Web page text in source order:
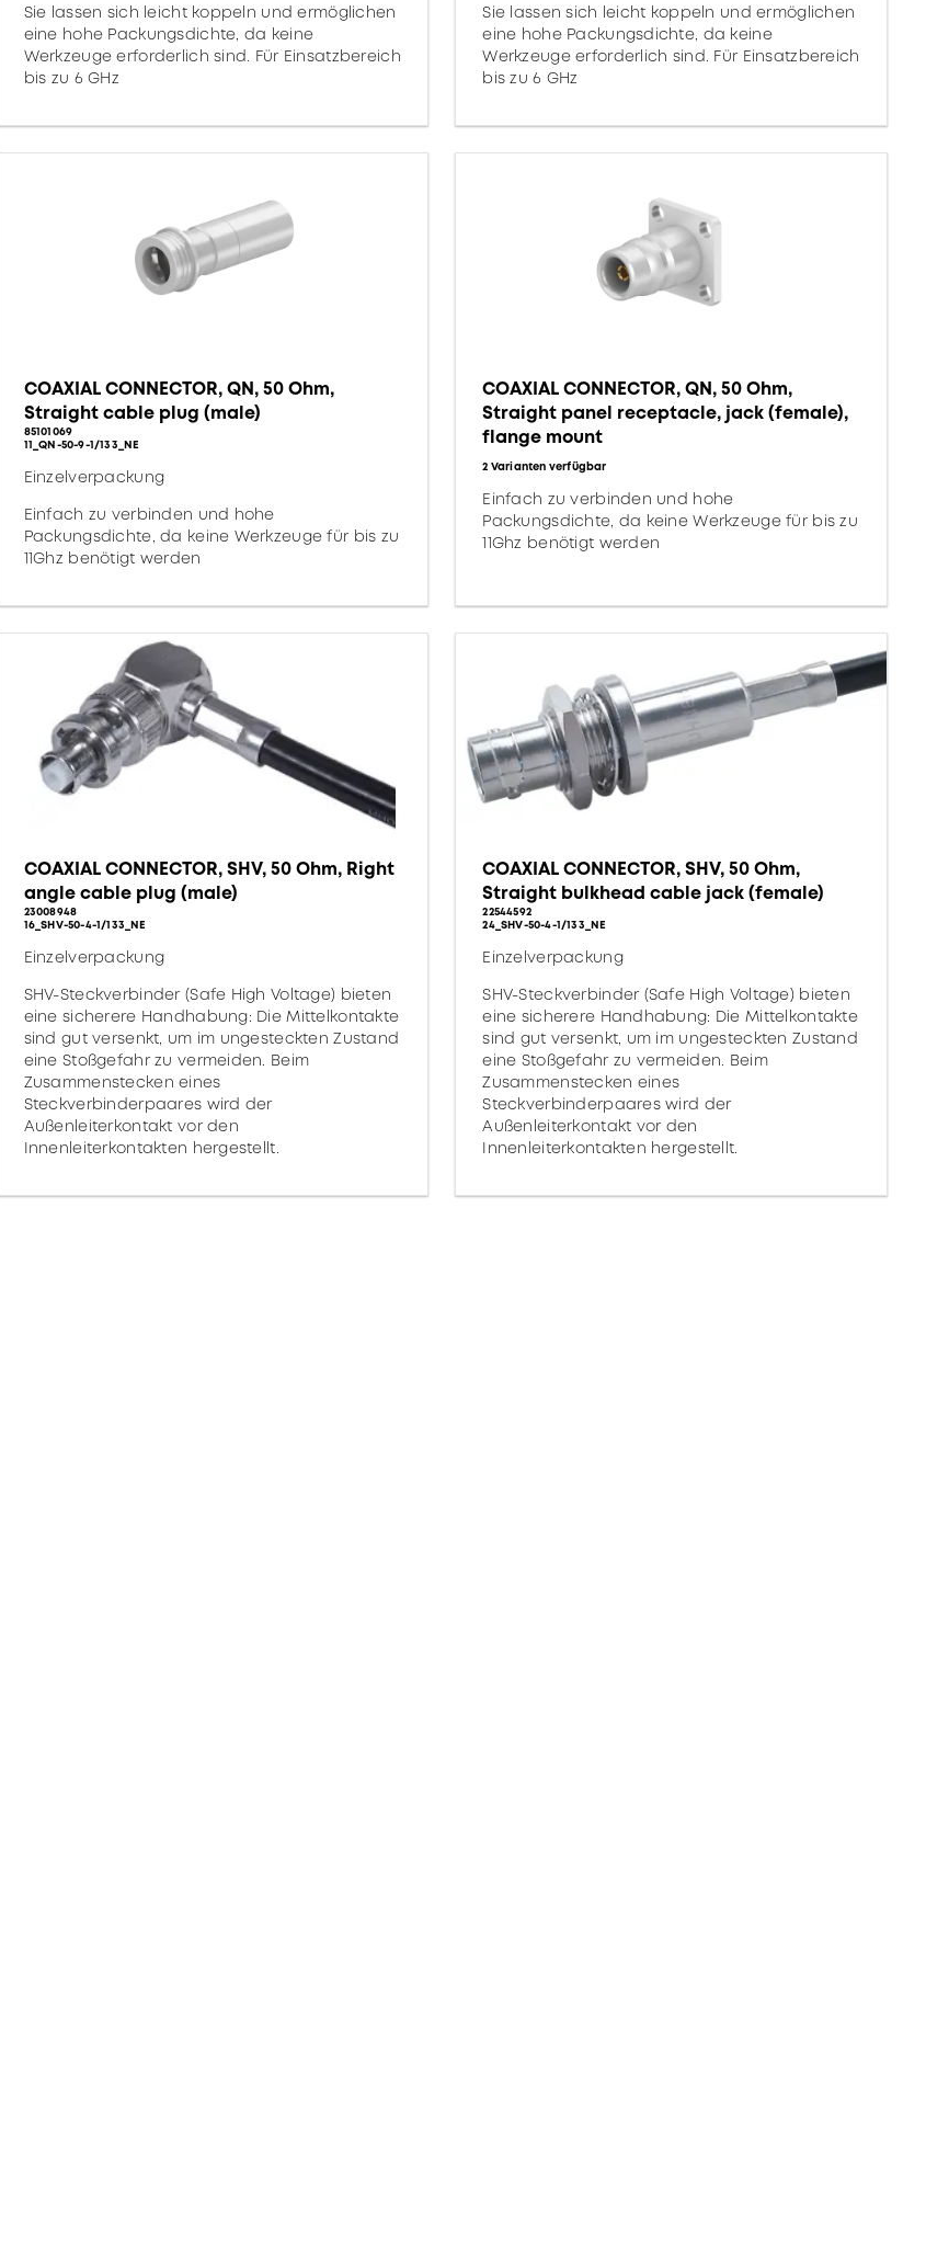
Sie lassen sich leicht koppeln und ermöglichen
eine hohe Packungsdichte, da keine
Werkzeuge erforderlich sind. Für Einsatzbereich
bis zu 6 GHz
Sie lassen sich leicht koppeln und ermöglichen
eine hohe Packungsdichte, da keine
Werkzeuge erforderlich sind. Für Einsatzbereich
bis zu 6 GHz
COAXIAL CONNECTOR, QN, 50 Ohm,
Straight cable plug (male)
85101069
11_QN-50-9-1/133_NE
Einzelverpackung
Einfach zu verbinden und hohe
Packungsdichte, da keine Werkzeuge für bis zu
11Ghz benötigt werden
COAXIAL CONNECTOR, QN, 50 Ohm,
Straight panel receptacle, jack (female),
flange mount
2 Varianten verfügbar
Einfach zu verbinden und hohe
Packungsdichte, da keine Werkzeuge für bis zu
11Ghz benötigt werden
COAXIAL CONNECTOR, SHV, 50 Ohm, Right
angle cable plug (male)
23008948
16_SHV-50-4-1/133_NE
Einzelverpackung
SHV-Steckverbinder (Safe High Voltage) bieten
eine sicherere Handhabung: Die Mittelkontakte
sind gut versenkt, um im ungesteckten Zustand
eine Stoßgefahr zu vermeiden. Beim
Zusammenstecken eines
Steckverbinderpaares wird der
Außenleiterkontakt vor den
Innenleiterkontakten hergestellt.
COAXIAL CONNECTOR, SHV, 50 Ohm,
Straight bulkhead cable jack (female)
22544592
24_SHV-50-4-1/133_NE
Einzelverpackung
SHV-Steckverbinder (Safe High Voltage) bieten
eine sicherere Handhabung: Die Mittelkontakte
sind gut versenkt, um im ungesteckten Zustand
eine Stoßgefahr zu vermeiden. Beim
Zusammenstecken eines
Steckverbinderpaares wird der
Außenleiterkontakt vor den
Innenleiterkontakten hergestellt.